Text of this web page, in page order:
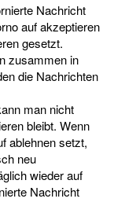
Nachricht
auf akzeptieren
gesetzt.
zusammen in
die Nachrichten
man nicht
bleibt. Wenn
ablehnen setzt,
neu
wieder auf
Nachricht